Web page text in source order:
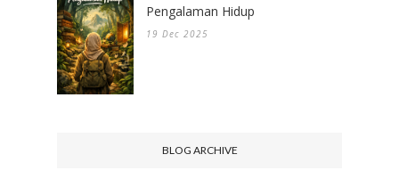
Pengalaman Hidup
19 Dec 2025
BLOG ARCHIVE